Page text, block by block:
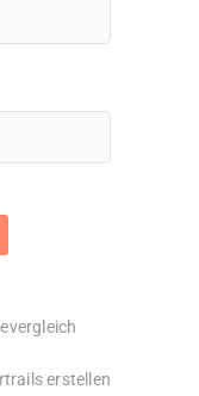
erstellen